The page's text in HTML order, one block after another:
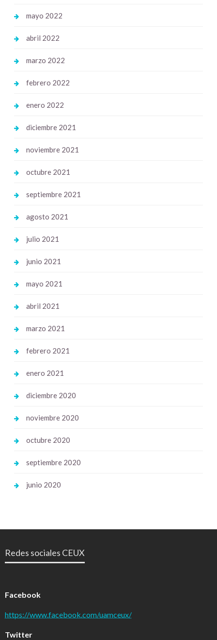
mayo 2022
abril 2022
marzo 2022
febrero 2022
enero 2022
diciembre 2021
noviembre 2021
octubre 2021
septiembre 2021
agosto 2021
julio 2021
junio 2021
mayo 2021
abril 2021
marzo 2021
febrero 2021
enero 2021
diciembre 2020
noviembre 2020
octubre 2020
septiembre 2020
junio 2020
Redes sociales CEUX
Facebook
https://www.facebook.com/uamceux/
Twitter